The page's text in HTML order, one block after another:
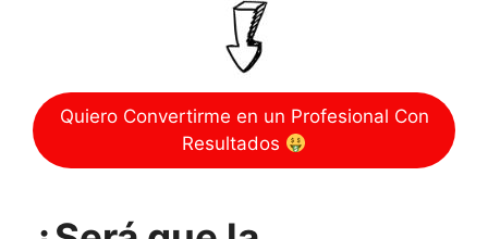
Quiero Convertirme en un Profesional Con
Resultados